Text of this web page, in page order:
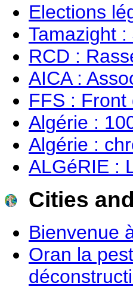
Elections
Tamazight
RCD :
AICA :
FFS : Front
Algérie :
Algérie :
ALGéRIE :
Cities
Bienvenue
Oran la